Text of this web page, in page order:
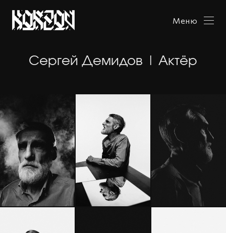
Меню
Сергей Демидов | Актёр